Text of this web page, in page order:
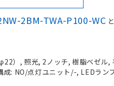
2BM-TWA-P100-WC
）, 照光, 2ノッチ, 樹脂ベゼル
成: NO/点灯ユニット/-, LEDラン